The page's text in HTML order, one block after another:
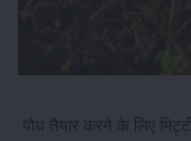
पौध तैयार करने के लिए मिट्टी